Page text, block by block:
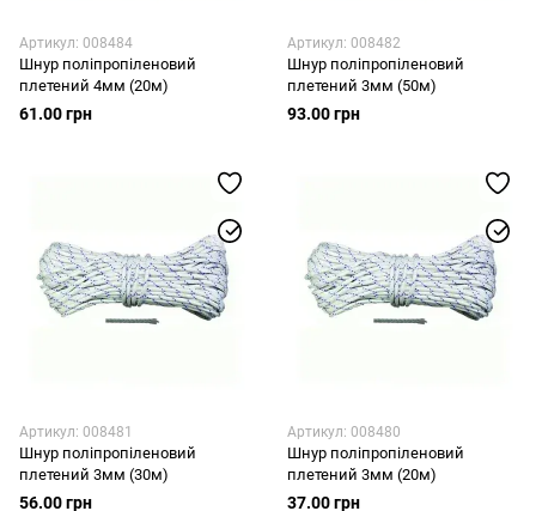
Артикул: 008484
Шнур поліпропіленовий
плетений 4мм (20м)
61.00 грн
Артикул: 008482
Шнур поліпропіленовий
плетений 3мм (50м)
93.00 грн
Артикул: 008481
Шнур поліпропіленовий
плетений 3мм (30м)
56.00 грн
Артикул: 008480
Шнур поліпропіленовий
плетений 3мм (20м)
37.00 грн